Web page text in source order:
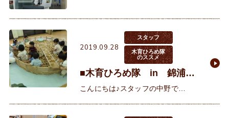
ックリ！せっかくなので、スタッフ
青野に担いでもらいました。重そう
で
2019.09.28
スタッフ
木育ひろめ隊
のススメ
■木育ひろめ隊 in 錦浦子
育て支援様■
こんにちは♪スタッフの中野で